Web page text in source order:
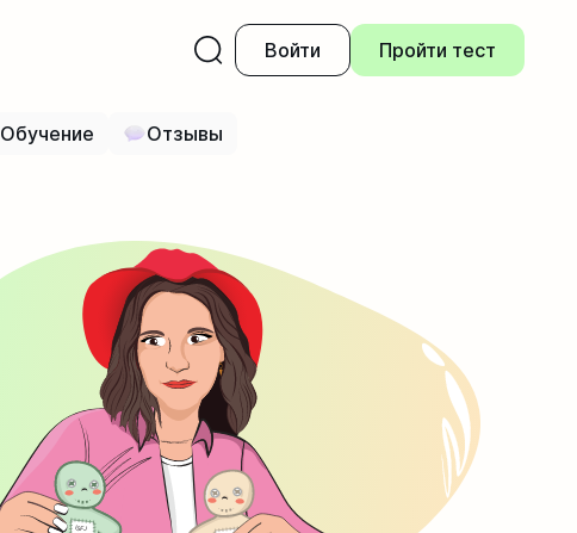
Войти Пройти тест
Обучение Отзывы